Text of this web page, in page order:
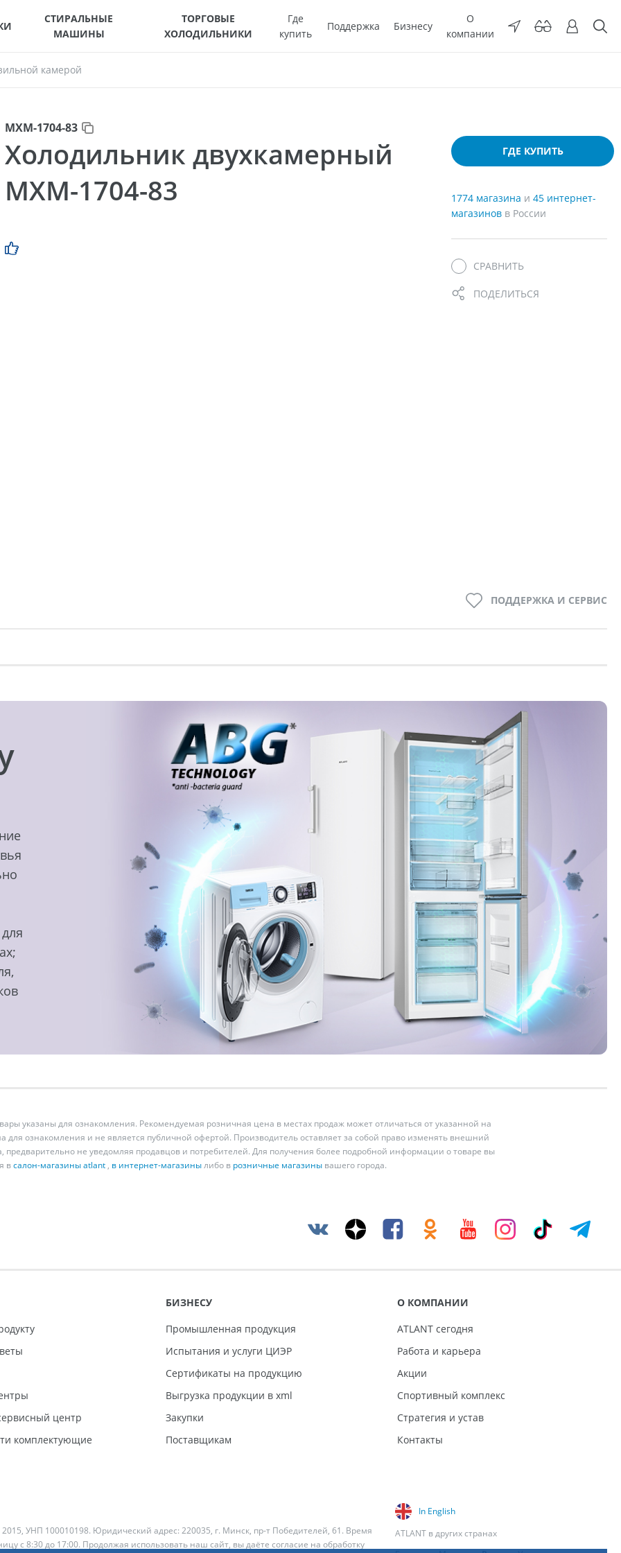
СТИРАЛЬНЫЕ
МАШИНЫ
ТОРГОВЫЕ
ХОЛОДИЛЬНИКИ
Где
купить
Поддержка Бизнесу
О
компании
камерой
МХМ-1704-83
Холодильник двухкамерный
МХМ-1704-83
ГДЕ КУПИТЬ
1774 магазина и 45 интернет-
магазинов в России
СРАВНИТЬ
ПОДЕЛИТЬСЯ
ПОДДЕРЖКА И СЕРВИС
указаны для ознакомления. Рекомендуемая розничная цена в местах продаж может отличаться от указанной на
для ознакомления и не является публичной офертой. Производитель оставляет за собой право изменять внешний
предварительно не уведомляя продавцов и потребителей. Для получения более подробной информации о товаре вы
всалон-магазины atlant , в интернет-магазинылибо в розничные магазины вашего города.
центр
комплектующие
БИЗНЕСУ
Промышленная продукция
Испытания и услуги ЦИЭР
Сертификаты на продукцию
Выгрузка продукции в xml
Закупки
Поставщикам
О КОМПАНИИ
ATLANT сегодня
Работа и карьера
Акции
Спортивный комплекс
Стратегия и устав
Контакты
2015, УНП 100010198. Юридический адрес: 220035, г. Минск, пр-т Победителей, 61. Время
с 8:30 до 17:00. Продолжая использовать наш сайт, вы даёте согласие на обработку
In English
ATLANT в других странах